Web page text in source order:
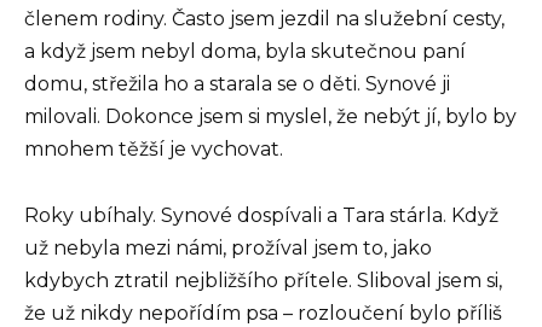
členem rodiny. Často jsem jezdil na služební cesty,
a když jsem nebyl doma, byla skutečnou paní
domu, střežila ho a starala se o děti. Synové ji
milovali. Dokonce jsem si myslel, že nebýt jí, bylo by
mnohem těžší je vychovat.
Roky ubíhaly. Synové dospívali a Tara stárla. Když
už nebyla mezi námi, prožíval jsem to, jako
kdybych ztratil nejbližšího přítele. Sliboval jsem si,
že už nikdy nepořídím psa – rozloučení bylo příliš